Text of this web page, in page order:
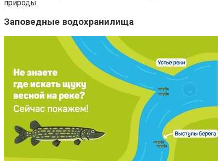
природы.
Заповедные водохранилища